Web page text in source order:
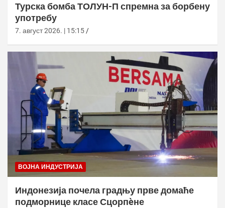
Турска бомба ТОЛУН-П спремна за борбену
употребу
7. август 2026. | 15:15
ВОЈНА ИНДУСТРИЈА
Индонезија почела градњу прве домаће
подморнице класе Сцорпèне